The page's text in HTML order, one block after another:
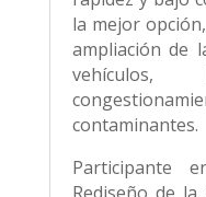
la mejor
ampliación de
contaminantes.
Participante